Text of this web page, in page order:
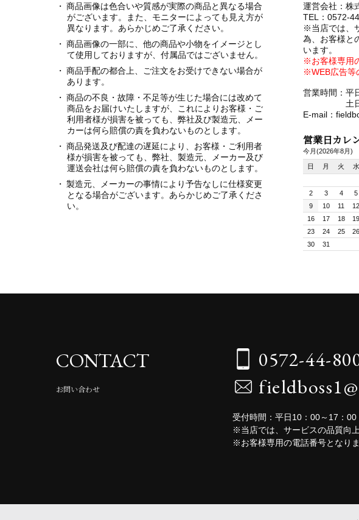
商品画像は色合いや質感が実際の商品と異なる場合
がございます。また、モニターによっても見え方が
異なります。あらかじめご了承ください。
商品画像の一部に、他の商品や小物をイメージとし
て使用しておりますが、付属品ではございません。
商品手配の都合上、ご注文をお受けできない場合が
あります。
商品の不良・故障・不足等が生じた場合には改めて
商品をお届けいたしますが、これによりお客様・ご
利用者様が損害を被っても、弊社及び製造元、メー
カーは何ら賠償の責を負わないものとします。
商品発送及び配達の遅延により、お客様・ご利用者
様が損害を被っても、弊社、製造元、メーカー及び
運送会社は何ら賠償の責を負わないものとします。
製造元、メーカーの事情により予告なしに仕様変更
となる場合がございます。あらかじめご了承くださ
い。
運営会社：株
TEL：0572-
※当店では、
為、お客様と
います。
※お客様専用
※WEB広告等
営業時間：平
土日祝
E-mail：
営業日カレ
今月(2026年8月)
日 月 火 水
2
3 4 5
9
10 11 12
16
17 18 19
23
24 25 26
30
31
CONTACT
お問い合わせ
0572-44-
受付時間：平日10：00～17：
※当店では、サービスの品質向
※お客様専用の電話番号となり